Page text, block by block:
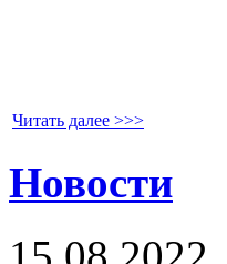
Читать далее >>>
Новости